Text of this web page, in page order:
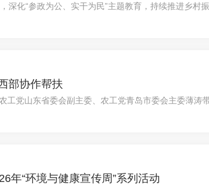
深化“参政为公、实干为民”主题教育，持续推进乡村
部协作帮扶
工党山东省委会副主委、农工党青岛市委会主委薄涛
年“环境与健康宣传周”系列活动